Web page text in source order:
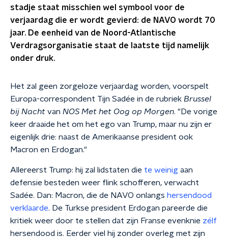
stadje staat misschien wel symbool voor de
verjaardag die er wordt gevierd: de NAVO wordt 70
jaar. De eenheid van de Noord-Atlantische
Verdragsorganisatie staat de laatste tijd namelijk
onder druk.
Het zal geen zorgeloze verjaardag worden, voorspelt
Europa-correspondent Tijn Sadée in de rubriek Brussel
bij Nacht van NOS Met het Oog op Morgen. "De vorige
keer draaide het om het ego van Trump, maar nu zijn er
eigenlijk drie: naast de Amerikaanse president ook
Macron en Erdogan."
Allereerst Trump: hij zal lidstaten die te weinig aan
defensie besteden weer flink schofferen, verwacht
Sadée. Dan: Macron, die de NAVO onlangs hersendood
verklaarde. De Turkse president Erdogan pareerde die
kritiek weer door te stellen dat zijn Franse evenknie zélf
hersendood is. Eerder viel hij zonder overleg met zijn